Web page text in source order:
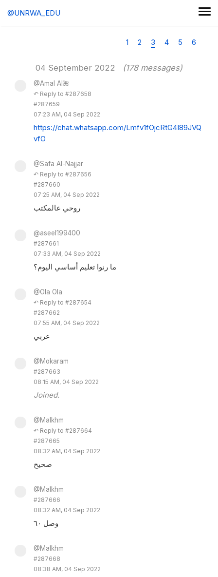
@UNRWA_EDU
1 2 3 4 5 6
04 September 2022 (178 messages)
@Amal Al🌺
↶ Reply to #287658
#287659
07:23 AM, 04 Sep 2022
https://chat.whatsapp.com/Lmfv1fOjcRtG4I89JVQ
vfO
@Safa Al-Najjar
↶ Reply to #287656
#287660
07:25 AM, 04 Sep 2022
روحي عالمكتب
@aseel199400
#287661
07:33 AM, 04 Sep 2022
ما رنوا تعليم أساسي اليوم؟
@Ola Ola
↶ Reply to #287654
#287662
07:55 AM, 04 Sep 2022
عربي
@Mokaram
#287663
08:15 AM, 04 Sep 2022
Joined.
@Malkhm
↶ Reply to #287664
#287665
08:32 AM, 04 Sep 2022
صحيح
@Malkhm
#287666
08:32 AM, 04 Sep 2022
وصل ٦٠
@Malkhm
#287668
08:38 AM, 04 Sep 2022